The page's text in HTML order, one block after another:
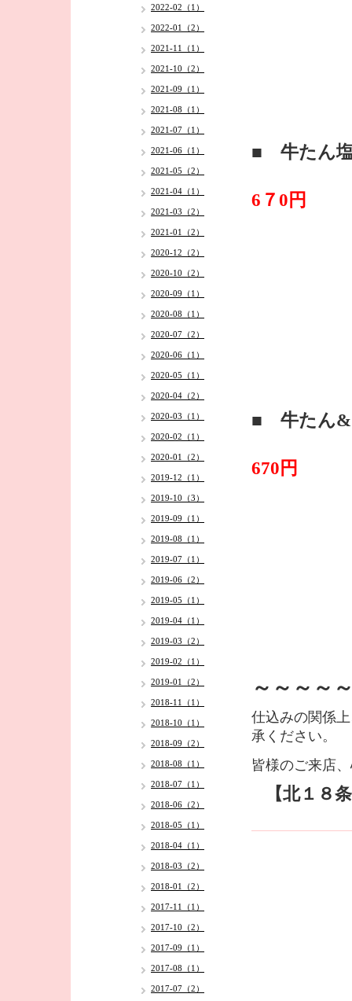
■ 牛たん
6７0円
■ 牛たん&
670円
～～～～
仕込みの関係
承ください。
皆様のご来店
【北１８
2022-02（1）
2022-01（2）
2021-11（1）
2021-10（2）
2021-09（1）
2021-08（1）
2021-07（1）
2021-06（1）
2021-05（2）
2021-04（1）
2021-03（2）
2021-01（2）
2020-12（2）
2020-10（2）
2020-09（1）
2020-08（1）
2020-07（2）
2020-06（1）
2020-05（1）
2020-04（2）
2020-03（1）
2020-02（1）
2020-01（2）
2019-12（1）
2019-10（3）
2019-09（1）
2019-08（1）
2019-07（1）
2019-06（2）
2019-05（1）
2019-04（1）
2019-03（2）
2019-02（1）
2019-01（2）
2018-11（1）
2018-10（1）
2018-09（2）
2018-08（1）
2018-07（1）
2018-06（2）
2018-05（1）
2018-04（1）
2018-03（2）
2018-01（2）
2017-11（1）
2017-10（2）
2017-09（1）
2017-08（1）
2017-07（2）